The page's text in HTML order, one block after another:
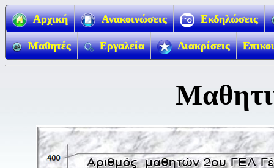
Αρχική Ανακοινώσεις Εκδηλώσεις
Μαθητές Εργαλεία Διακρίσεις